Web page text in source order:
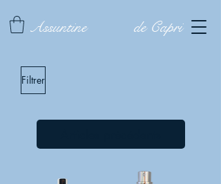
Assuntine de Capri
Filtrer